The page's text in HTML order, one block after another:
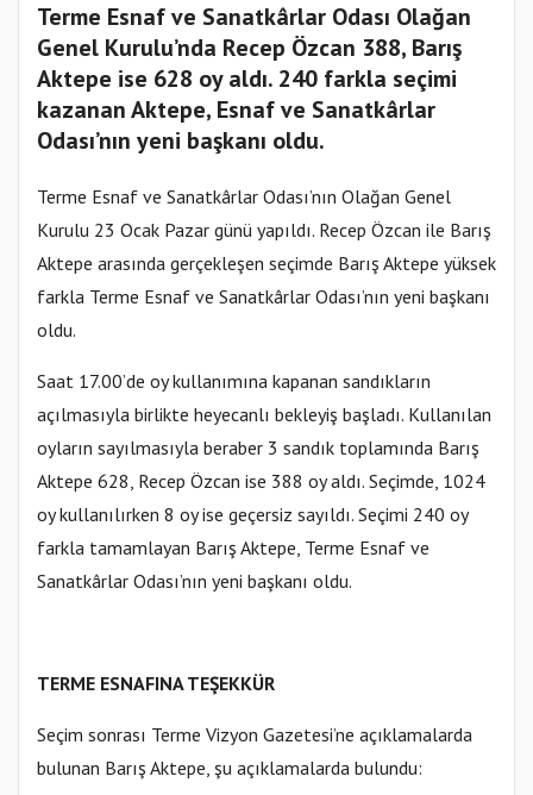
Terme Esnaf ve Sanatkârlar Odası Olağan
Genel Kurulu’nda Recep Özcan 388, Barış
Aktepe ise 628 oy aldı. 240 farkla seçimi
kazanan Aktepe, Esnaf ve Sanatkârlar
Odası’nın yeni başkanı oldu.
Terme Esnaf ve Sanatkârlar Odası’nın Olağan Genel
Kurulu 23 Ocak Pazar günü yapıldı. Recep Özcan ile Barış
Aktepe arasında gerçekleşen seçimde Barış Aktepe yüksek
farkla Terme Esnaf ve Sanatkârlar Odası’nın yeni başkanı
oldu.
Saat 17.00’de oy kullanımına kapanan sandıkların
açılmasıyla birlikte heyecanlı bekleyiş başladı. Kullanılan
oyların sayılmasıyla beraber 3 sandık toplamında Barış
Aktepe 628, Recep Özcan ise 388 oy aldı. Seçimde, 1024
oy kullanılırken 8 oy ise geçersiz sayıldı. Seçimi 240 oy
farkla tamamlayan Barış Aktepe, Terme Esnaf ve
Sanatkârlar Odası’nın yeni başkanı oldu.
TERME ESNAFINA TEŞEKKÜR
Seçim sonrası Terme Vizyon Gazetesi’ne açıklamalarda
bulunan Barış Aktepe, şu açıklamalarda bulundu: